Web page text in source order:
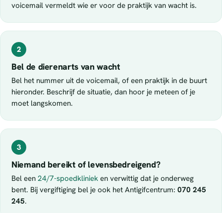
voicemail vermeldt wie er voor de praktijk van wacht is.
2
Bel de dierenarts van wacht
Bel het nummer uit de voicemail, of een praktijk in de buurt
hieronder. Beschrijf de situatie, dan hoor je meteen of je
moet langskomen.
3
Niemand bereikt of levensbedreigend?
Bel een 24/7-spoedkliniek en verwittig dat je onderweg
bent. Bij vergiftiging bel je ook het Antigifcentrum: 070 245
245.